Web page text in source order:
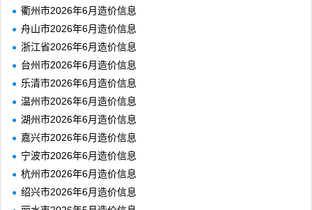
衢州市2026年6月造价信息
舟山市2026年6月造价信息
浙江省2026年6月造价信息
台州市2026年6月造价信息
乐清市2026年6月造价信息
温州市2026年6月造价信息
湖州市2026年6月造价信息
嘉兴市2026年6月造价信息
宁波市2026年6月造价信息
杭州市2026年6月造价信息
绍兴市2026年6月造价信息